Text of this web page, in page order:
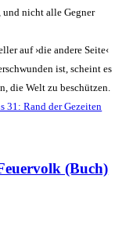
und nicht alle Gegner
auf ›die andere Seite‹
ist, scheint es
die Welt zu beschützen.
31: Rand der Gezeiten
(Buch)